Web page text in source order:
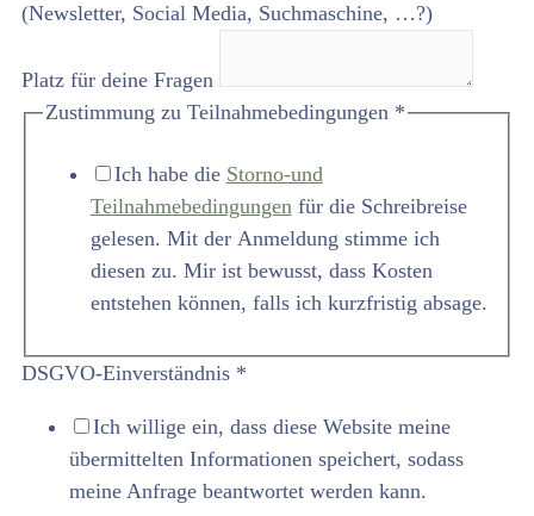
(Newsletter, Social Media, Suchmaschine, …?)
Platz für deine Fragen
Zustimmung zu Teilnahmebedingungen *
Ich habe die Storno-und
Teilnahmebedingungenfür die Schreibreise
gelesen. Mit der Anmeldung stimme ich
diesen zu. Mir ist bewusst, dass Kosten
entstehen können, falls ich kurzfristig absage.
DSGVO-Einverständnis *
Ich willige ein, dass diese Website meine
übermittelten Informationen speichert, sodass
meine Anfrage beantwortet werden kann.